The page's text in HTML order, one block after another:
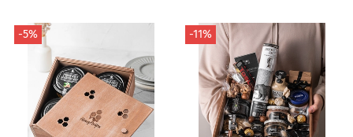
-5% -11%